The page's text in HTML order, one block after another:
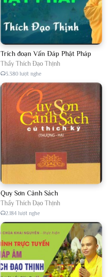
Trích đoạn Vấn Đáp Phật Pháp
Thầy Thích Đạo Thịnh
3.380 lượt nghe
Quy Sơn Cảnh Sách
Thầy Thích Đạo Thịnh
2.184 lượt nghe